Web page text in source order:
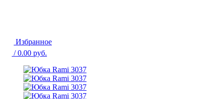
Избранное
/ 0.00 руб.